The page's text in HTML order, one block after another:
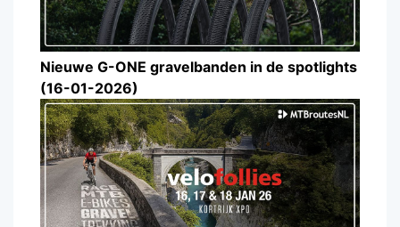
Nieuwe G-ONE gravelbanden in de spotlights
(16-01-2026)